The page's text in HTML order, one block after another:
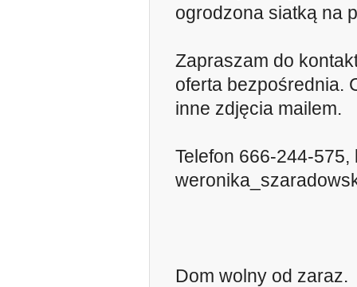
ogrodzona siatką na
Zapraszam do
oferta bezpośrednia.
inne zdjęcia mailem.
Telefon 666-244-575,
Dom wolny od zaraz.